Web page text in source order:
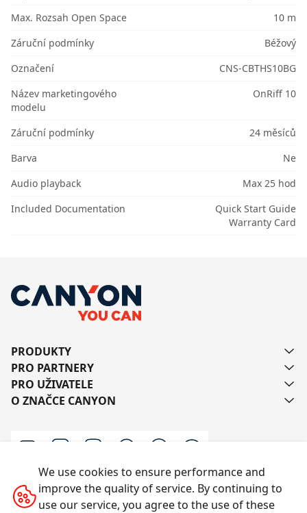
Max. Rozsah Open Space
10 m
Záruční podmínky
Béžový
Označení
CNS-CBTHS10BG
Název marketingového
modelu
OnRiff 10
Záruční podmínky
24 měsíců
Barva
Ne
Audio playback
Max 25 hod
Included Documentation
Quick Start Guide
Warranty Card
PRODUKTY
PRO PARTNERY
PRO UŽIVATELE
O ZNAČCE CANYON
Kontaktujte nás
We use cookies to ensure performance and
improve the quality of service. By continuing to
use our service, you agree to the use of these